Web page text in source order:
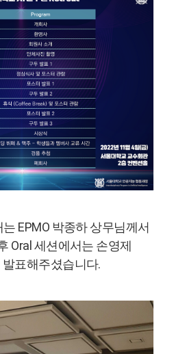
EPMO 박종하 상무님께서
Oral 세션에서는 손영제
표해주셨습니다.